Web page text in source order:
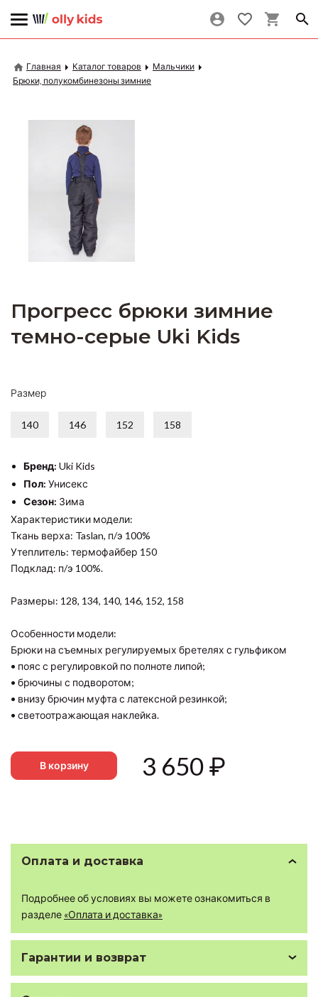
Главная Каталог товаров
Мальчики
Брюки, полукомбинезоны зимние
Прогресс брюки зимние
темно-серые Uki Kids
Размер
140 146 152 158
Бренд: Uki Kids
Пол: Унисекс
Сезон: Зима
Характеристики модели:
Ткань верха: Taslan, п/э 100%
Утеплитель: термофайбер 150
Подклад: п/э 100%.
Размеры: 128, 134, 140, 146, 152, 158
Особенности модели:
Брюки на съемных регулируемых бретелях с гульфиком
• пояс с регулировкой по полноте липой;
• брючины с подворотом;
• внизу брючин муфта с латексной резинкой;
• светоотражающая наклейка.
В корзину 3 650₽
Оплата и доставка
Подробнее об условиях вы можете ознакомиться в
разделе «Оплата и доставка»
Гарантии и возврат